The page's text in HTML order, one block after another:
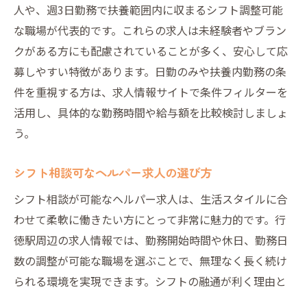
人や、週3日勤務で扶養範囲内に収まるシフト調整可能
な職場が代表的です。これらの求人は未経験者やブラン
クがある方にも配慮されていることが多く、安心して応
募しやすい特徴があります。日勤のみや扶養内勤務の条
件を重視する方は、求人情報サイトで条件フィルターを
活用し、具体的な勤務時間や給与額を比較検討しましょ
う。
シフト相談可なヘルパー求人の選び方
シフト相談が可能なヘルパー求人は、生活スタイルに合
わせて柔軟に働きたい方にとって非常に魅力的です。行
徳駅周辺の求人情報では、勤務開始時間や休日、勤務日
数の調整が可能な職場を選ぶことで、無理なく長く続け
られる環境を実現できます。シフトの融通が利く理由と